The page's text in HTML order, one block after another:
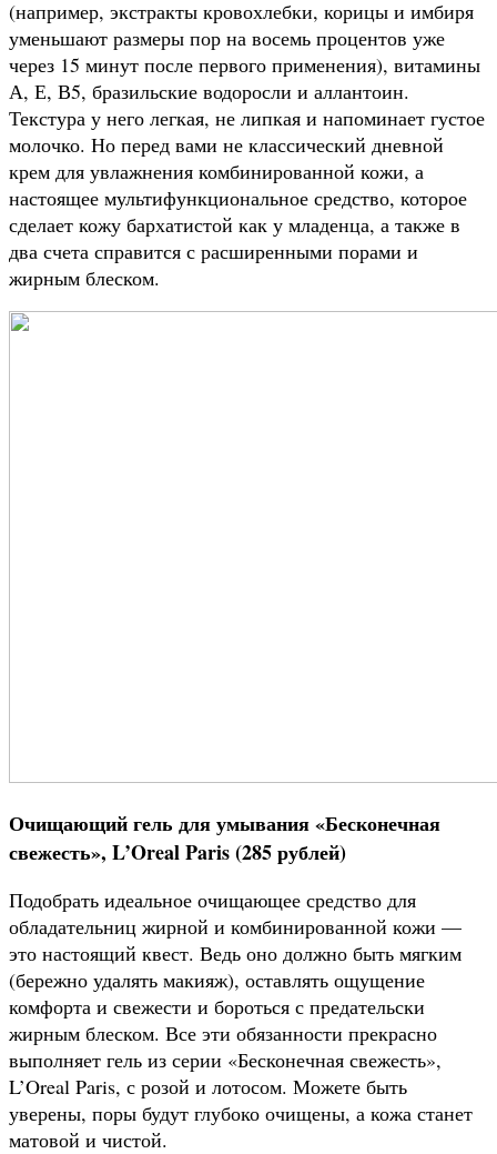
(например, экстракты кровохлебки, корицы и имбиря
уменьшают размеры пор на восемь процентов уже
через 15 минут после первого применения), витамины
А, Е, В5, бразильские водоросли и аллантоин.
Текстура у него легкая, не липкая и напоминает густое
молочко. Но перед вами не классический дневной
крем для увлажнения комбинированной кожи, а
настоящее мультифункциональное средство, которое
сделает кожу бархатистой как у младенца, а также в
два счета справится с расширенными порами и
жирным блеском.
Очищающий гель для умывания «Бесконечная
свежесть», L’Oreal Paris (285 рублей)
Подобрать идеальное очищающее средство для
обладательниц жирной и комбинированной кожи —
это настоящий квест. Ведь оно должно быть мягким
(бережно удалять макияж), оставлять ощущение
комфорта и свежести и бороться с предательски
жирным блеском. Все эти обязанности прекрасно
выполняет гель из серии «Бесконечная свежесть»,
L’Oreal Paris, с розой и лотосом. Можете быть
уверены, поры будут глубоко очищены, а кожа станет
матовой и чистой.